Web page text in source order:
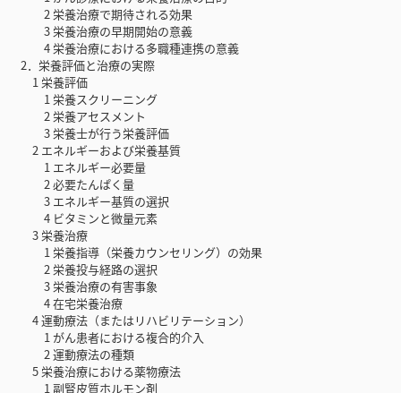
2 栄養治療で期待される効果
3 栄養治療の早期開始の意義
4 栄養治療における多職種連携の意義
2．栄養評価と治療の実際
1 栄養評価
1 栄養スクリーニング
2 栄養アセスメント
3 栄養士が行う栄養評価
2 エネルギーおよび栄養基質
1 エネルギー必要量
2 必要たんぱく量
3 エネルギー基質の選択
4 ビタミンと微量元素
3 栄養治療
1 栄養指導（栄養カウンセリング）の効果
2 栄養投与経路の選択
3 栄養治療の有害事象
4 在宅栄養治療
4 運動療法（またはリハビリテーション）
1 がん患者における複合的介入
2 運動療法の種類
5 栄養治療における薬物療法
1 副腎皮質ホルモン剤